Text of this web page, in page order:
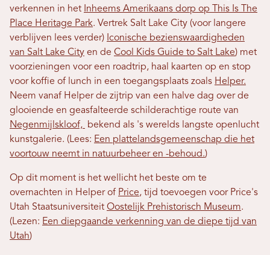
verkennen in het Inheems Amerikaans dorp op This Is The
Place Heritage Park. Vertrek Salt Lake City (voor langere
verblijven lees verder) Iconische bezienswaardigheden
van Salt Lake City en de Cool Kids Guide to Salt Lake) met
voorzieningen voor een roadtrip, haal kaarten op en stop
voor koffie of lunch in een toegangsplaats zoals Helper.
Neem vanaf Helper de zijtrip van een halve dag over de
glooiende en geasfalteerde schilderachtige route van
Negenmijlskloof,
bekend als 's werelds langste openlucht
kunstgalerie. (Lees: Een plattelandsgemeenschap die het
voortouw neemt in natuurbeheer en -behoud.)
Op dit moment is het wellicht het beste om te
overnachten in Helper of Price, tijd toevoegen voor Price's
Utah Staatsuniversiteit Oostelijk Prehistorisch Museum.
(Lezen: Een diepgaande verkenning van de diepe tijd van
Utah)